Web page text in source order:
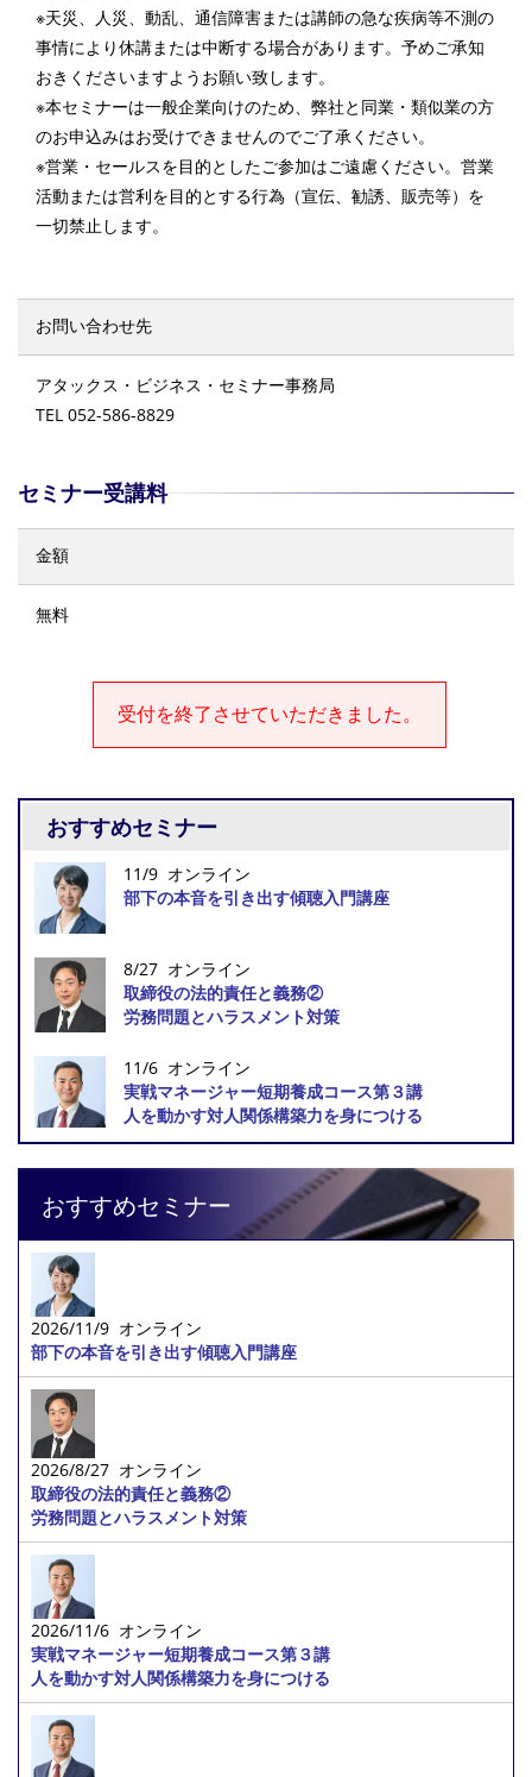
※天災、人災、動乱、通信障害または講師の急な疾病等不測の
事情により休講または中断する場合があります。予めご承知
おきくださいますようお願い致します。
※本セミナーは一般企業向けのため、弊社と同業・類似業の方
のお申込みはお受けできませんのでご了承ください。
※営業・セールスを目的としたご参加はご遠慮ください。営業
活動または営利を目的とする行為（宣伝、勧誘、販売等）を
一切禁止します。
お問い合わせ先
アタックス・ビジネス・セミナー事務局
TEL 052-586-8829
セミナー受講料
金額
無料
受付を終了させていただきました。
おすすめセミナー
11/9 オンライン
部下の本音を引き出す傾聴入門講座
8/27 オンライン
取締役の法的責任と義務②
労務問題とハラスメント対策
11/6 オンライン
実戦マネージャー短期養成コース第３講
人を動かす対人関係構築力を身につける
おすすめセミナー
2026/11/9 オンライン
部下の本音を引き出す傾聴入門講座
2026/8/27 オンライン
取締役の法的責任と義務②
労務問題とハラスメント対策
2026/11/6 オンライン
実戦マネージャー短期養成コース第３講
人を動かす対人関係構築力を身につける